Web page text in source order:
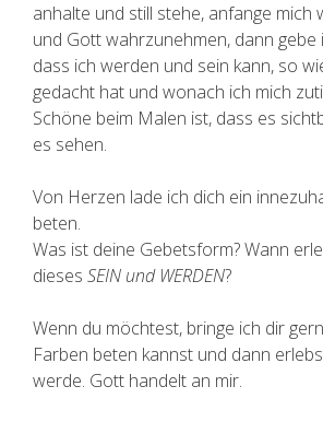
anhalte und still stehe, anfange mich
und Gott wahrzunehmen, dann gebe
dass ich werden und sein kann, so
gedacht hat und wonach ich mich
Schöne beim Malen ist, dass es
es sehen.
Von Herzen lade ich dich ein
beten.
Was ist deine Gebetsform? Wann
dieses SEIN und WERDEN?
Wenn du möchtest, bringe ich dir
Farben beten kannst und dann
werde. Gott handelt an mir.